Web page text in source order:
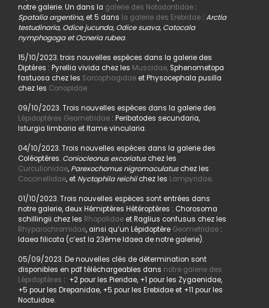
notre galerie. Un dans la galerie des Notodontidae:
Spatalia argentina, et 5 dans la galerie des Erebidae: Arctia
testudinaria, Odice jucunda, Odice suava, Catocala
nymphogoga et Ocneria rubea.
15/10/2023. trois nouvelles espèces dans la galerie des
Diptères : Pyrellia vivida chez les Muscidae,Sphenometopa
fastuosa chez les Sarcophagidaeet Physocephala pusilla
chez les Conopidae.
09/10/2023. Trois nouvelles espèces dans la galerie des
Lépidoptères Geometridae: Peribatodes secundaria,
Isturgia limbaria et Itame vincularia.
04/10/2023. Trois nouvelles espèces dans la galerie des
Coléoptères. Coniocleonus excoriatuschez les
Curculionidae, Parexochomus nigromaculatuschez les
Coccinellidae, et Nyctophila reichiichez les Lampyridae.
01/10/2023. Trois nouvelles espèces sont entrées dans
notre galerie, deux Hémiptères Hétéroptères : Chorosoma
schillingii chez les Rhopalidaeet Raglius confusus chez les
Rhyparochromidae, ainsi qu’un Lépidoptère Geometridae:
Idaea filicata (c’est la 23ème Idaea de notre galerie).
05/09/2023. De nouvelles clés de détermination sont
disponibles en pdf téléchargeables dans notre galerie des
Lépidoptères : +2 pour les Pieridae, +1 pour les Zygaenidae,
+5 pour les Drepanidae, +5 pour les Erebidae et +11 pour les
Noctuidae.